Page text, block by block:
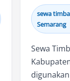
sewa
Semarang
Sewa